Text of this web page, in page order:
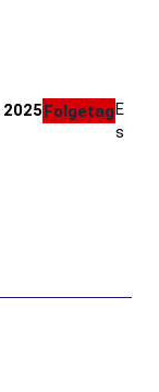
FolgetagE
s